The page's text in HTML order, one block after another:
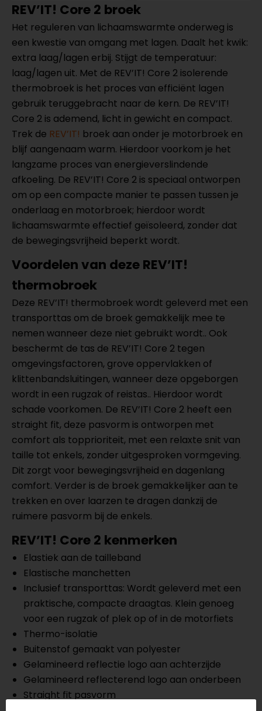
REV’IT! Core 2 broek
Het reguleren van lichaamswarmte onderweg is
een kwestie van omgang met lagen. Daalt het kwik:
extra laag/lagen erbij. Stijgt de temperatuur:
laag/lagen uit. Met de REV’IT! Core 2 isolerende
thermobroek is het proces van efficiënt lagen
gebruik teruggebracht naar de kern. De REV’IT!
Core 2 is ademend, licht in gewicht en compact.
Trek de REV’IT! broek aan onder je motorbroek en
blijf aangenaam warm. Hierdoor voorkom je het
langzame proces van energieverslindende
afkoeling. De REV’IT! Core 2 is speciaal ontworpen
om op een compacte manier te passen tussen je
onderlaag en motorbroek; hierdoor wordt
lichaamswarmte effectief geïsoleerd, zonder dat
de bewegingsvrijheid beperkt wordt.
Voordelen van deze REV’IT!
thermobroek
Deze REV’IT! thermobroek wordt geleverd met een
transporttas om de broek gemakkelijk mee te
nemen wanneer deze niet gebruikt wordt.. Ook
beschermt de tas de REV’IT! Core 2 tegen
omgevingsfactoren, grove oppervlakken of
klittenbandsluitingen, wanneer deze opgeborgen
wordt in een rugzak of reistas.. Hierdoor wordt
schade voorkomen. De REV’IT! Core 2 heeft een
straight fit, deze pasvorm is ontworpen met
comfort als topprioriteit, met een relaxte snit van
taille tot enkels, zonder uitgesproken vormgeving.
Dit zorgt voor bewegingsvrijheid en dagenlang
comfort. Verder is de broek gemakkelijker aan te
trekken en over laarzen te dragen dankzij de
ruimere pasvorm bij de enkels.
REV’IT! Core 2 kenmerken
Elastiek aan de tailleband
Elastische manchetten
Inclusief transporttas: Wordt geleverd met een
praktische, compacte draagtas. Klein genoeg
voor een rugzak of plek op of in de motorfiets
Thermo-isolatie
Buitenstof gemaakt van polyester
Gelamineerd reflectie logo aan achterzijde
Gelamineerd reflecterend logo aan onderbeen
Straight fit pasvorm